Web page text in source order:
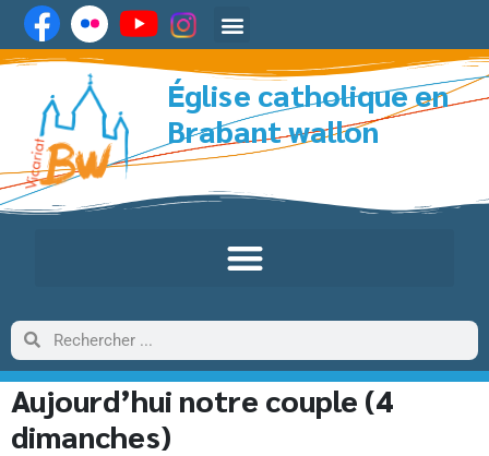
Église catholique en
Brabant wallon
Aujourd’hui notre couple (4
dimanches)